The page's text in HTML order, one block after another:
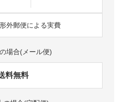
外郵便による実費
場合(メール便)
料無料